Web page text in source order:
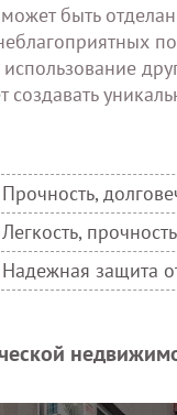
быть
создавать
Прочность,
Легкость,
Надежная защита